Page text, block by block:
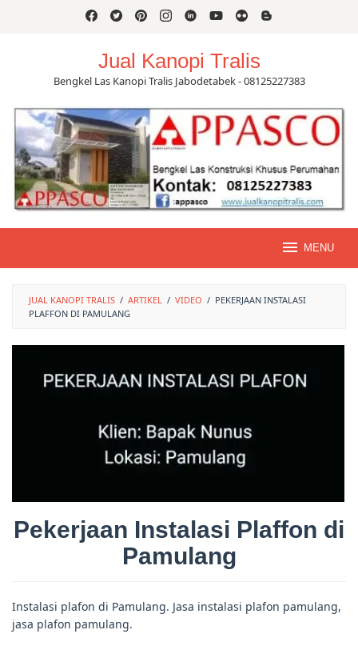
Jual Kanopi Tralis
Bengkel Las Kanopi Tralis Jabodetabek - 08125227383
MENU
JUAL KANOPI TRALIS / ARTIKEL / VIDEO / PEKERJAAN INSTALASI
PLAFFON DI PAMULANG
Pekerjaan Instalasi Plaffon di
Pamulang
Instalasi plafon di Pamulang. Jasa instalasi plafon pamulang,
jasa plafon pamulang.